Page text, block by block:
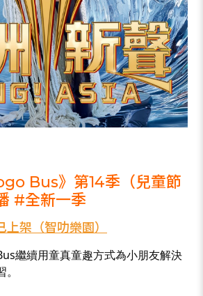
Bus》第14季（兒童節
#全新一季
上架（智叻樂園）
繼續用童真童趣方式為小朋友解決